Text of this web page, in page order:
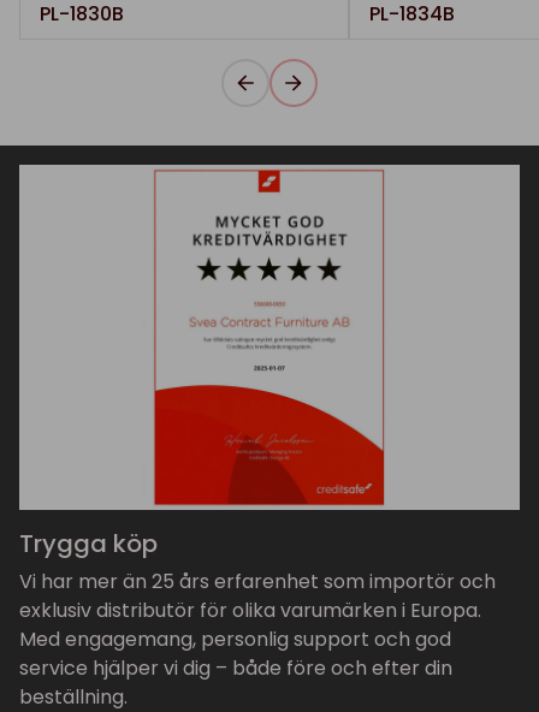
PL-1830B PL-1834B
Trygga köp
Vi har mer än 25 års erfarenhet som importör och
exklusiv distributör för olika varumärken i Europa.
Med engagemang, personlig support och god
service hjälper vi dig – både före och efter din
beställning.